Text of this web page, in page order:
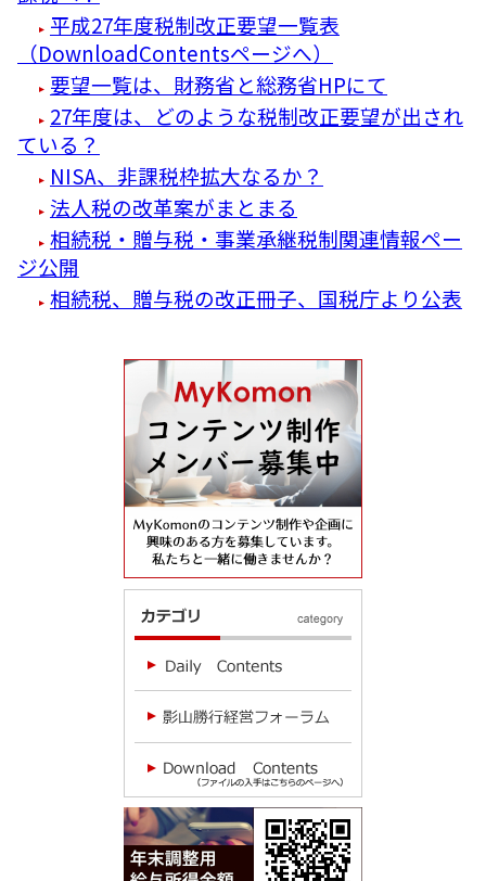
平成27年度税制改正要望一覧表
（DownloadContentsページへ）
要望一覧は、財務省と総務省HPにて
27年度は、どのような税制改正要望が出され
ている？
NISA、非課税枠拡大なるか？
法人税の改革案がまとまる
相続税・贈与税・事業承継税制関連情報ペー
ジ公開
相続税、贈与税の改正冊子、国税庁より公表